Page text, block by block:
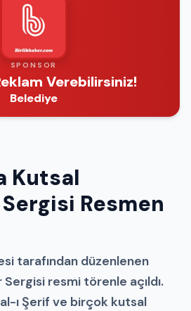
SPONSOR
Verebilirsiniz!
Belediye
Kutsal
Resmen
tarafından düzenlenen
resmi törenle açıldı.
ı Şerif ve birçok kutsal